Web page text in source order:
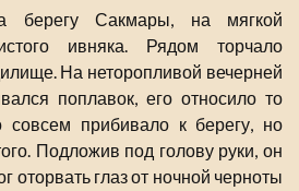
берегу Сакмары, на мягкой
ивняка. Рядом торчало
На неторопливой вечерней
поплавок, его относило то
совсем прибивало к берегу, но
Подложив под голову руки, он
оторвать глаз от ночной черноты